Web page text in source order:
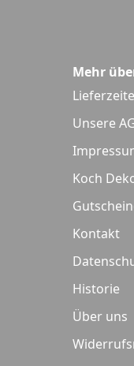
Mehr
Unsere
Koch
Kontakt
Historie
Über uns